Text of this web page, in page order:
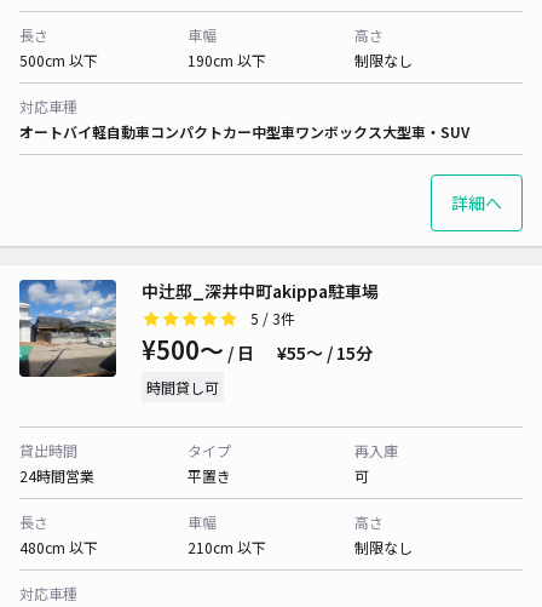
長さ
500cm 以下
車幅
190cm 以下
高さ
制限なし
対応車種
オートバイ軽自動車コンパクトカー中型車ワンボックス大型車・SUV
詳細へ
中辻邸_深井中町akippa駐車場
5 / 3件
¥500〜 / 日 ¥55〜 / 15分
時間貸し可
貸出時間
24時間営業
タイプ
平置き
再入庫
可
長さ
480cm 以下
車幅
210cm 以下
高さ
制限なし
対応車種